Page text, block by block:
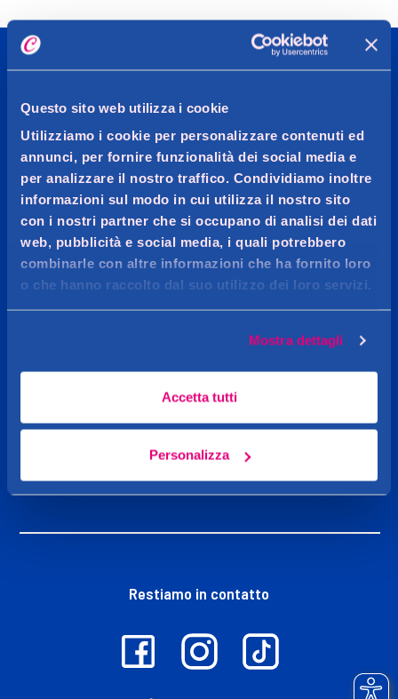
Questo sito web utilizza i cookie
Utilizziamo i cookie per personalizzare contenuti ed
annunci, per fornire funzionalità dei social media e
per analizzare il nostro traffico. Condividiamo inoltre
informazioni sul modo in cui utilizza il nostro sito
con i nostri partner che si occupano di analisi dei dati
web, pubblicità e social media, i quali potrebbero
combinarle con altre informazioni che ha fornito loro
o che hanno raccolto dal suo utilizzo dei loro servizi.
Mostra dettagli
Accetta tutti
Personalizza
CADDY'S
OGGI MI VOGLIO BENE
Più di 20.000 prodotti per la cura persona, l’igiene della
casa, make-up, profumeria e parafarmacia delle
migliori marche.
Restiamo in contatto